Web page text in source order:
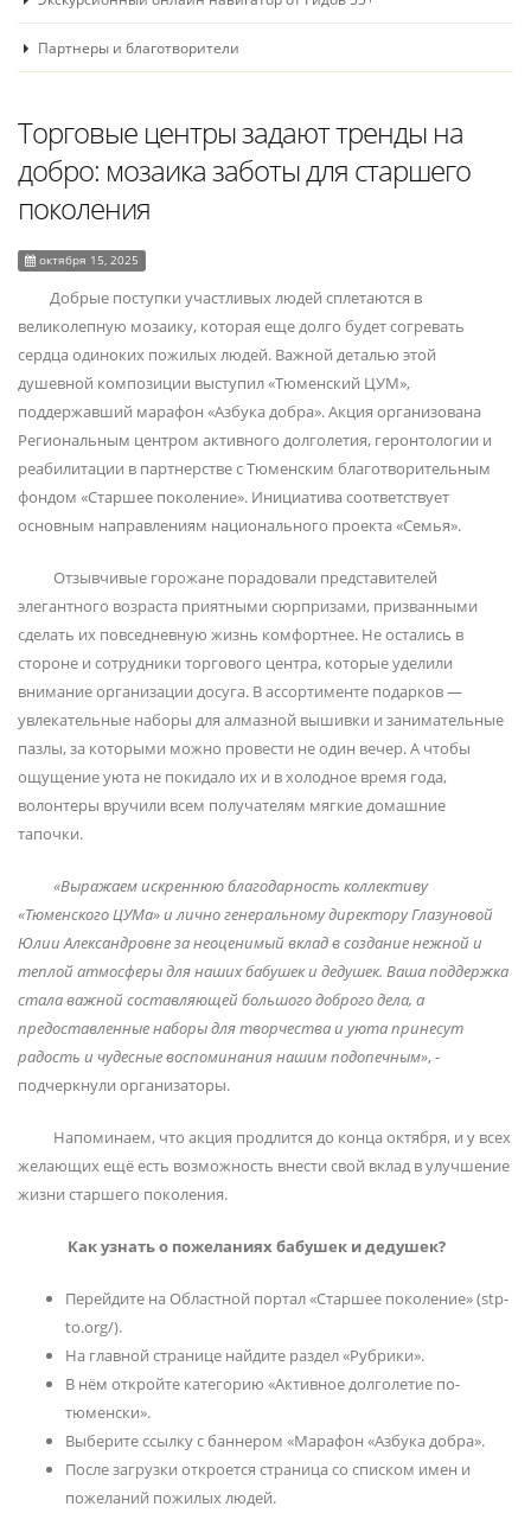
Партнеры и благотворители
Торговые центры задают тренды на
добро: мозаика заботы для старшего
поколения
октября 15, 2025
Добрые поступки участливых людей сплетаются в
великолепную мозаику, которая еще долго будет согревать
сердца одиноких пожилых людей. Важной деталью этой
душевной композиции выступил «Тюменский ЦУМ»,
поддержавший марафон «Азбука добра». Акция организована
Региональным центром активного долголетия, геронтологии и
реабилитации в партнерстве с Тюменским благотворительным
фондом «Старшее поколение». Инициатива соответствует
основным направлениям национального проекта «Семья».
Отзывчивые горожане порадовали представителей
элегантного возраста приятными сюрпризами, призванными
сделать их повседневную жизнь комфортнее. Не остались в
стороне и сотрудники торгового центра, которые уделили
внимание организации досуга. В ассортименте подарков —
увлекательные наборы для алмазной вышивки и занимательные
пазлы, за которыми можно провести не один вечер. А чтобы
ощущение уюта не покидало их и в холодное время года,
волонтеры вручили всем получателям мягкие домашние
тапочки.
«Выражаем искреннюю благодарность коллективу
«Тюменского ЦУМа» и лично генеральному директору Глазуновой
Юлии Александровне за неоценимый вклад в создание нежной и
теплой атмосферы для наших бабушек и дедушек. Ваша поддержка
стала важной составляющей большого доброго дела, а
предоставленные наборы для творчества и уюта принесут
радость и чудесные воспоминания нашим подопечным», -
подчеркнули организаторы.
Напоминаем, что акция продлится до конца октября, и у всех
желающих ещё есть возможность внести свой вклад в улучшение
жизни старшего поколения.
Как узнать о пожеланиях бабушек и дедушек?
Перейдите на Областной портал «Старшее поколение» (stp-
to.org/).
На главной странице найдите раздел «Рубрики».
В нём откройте категорию «Активное долголетие по-
тюменски».
Выберите ссылку с баннером «Марафон «Азбука добра».
После загрузки откроется страница со списком имен и
пожеланий пожилых людей.